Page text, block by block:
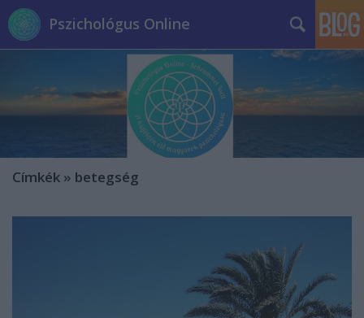
Pszichológus Online
Címkék » betegség